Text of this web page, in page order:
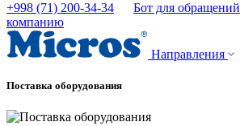
+998 (71) 200-34-34
Бот для обращений
компанию
Направления
Поставка оборудования